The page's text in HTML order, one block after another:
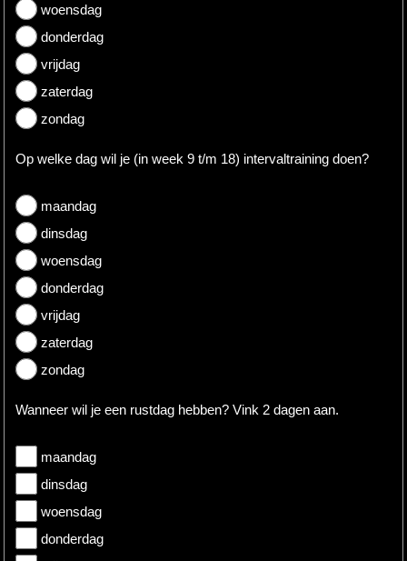
woensdag
donderdag
vrijdag
zaterdag
zondag
Op welke dag wil je (in week 9 t/m 18) intervaltraining doen?
maandag
dinsdag
woensdag
donderdag
vrijdag
zaterdag
zondag
Wanneer wil je een rustdag hebben? Vink 2 dagen aan.
maandag
dinsdag
woensdag
donderdag